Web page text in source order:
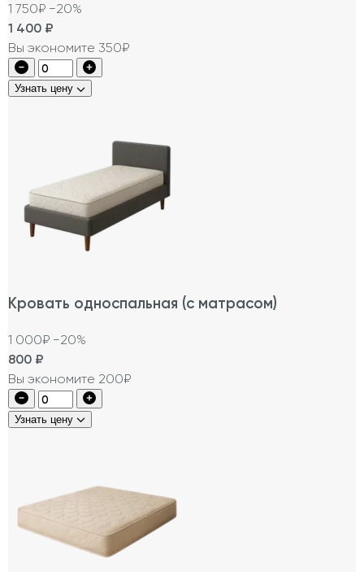
1 750₽ −20%
1 400 ₽
Вы экономите 350₽
Узнать цену
Кровать односпальная (с матрасом)
1 000₽ −20%
800 ₽
Вы экономите 200₽
Узнать цену